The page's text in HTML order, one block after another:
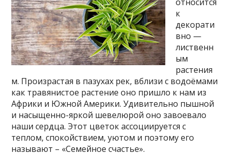
к
декорати
вно —
лиственн
ым
растения
м. Произрастая в пазухах рек, вблизи с водоёмами
как травянистое растение оно пришло к нам из
Африки и Южной Америки. Удивительно пышной
и насыщенно-яркой шевелюрой оно завоевало
наши сердца. Этот цветок ассоциируется с
теплом, спокойствием, уютом и поэтому его
называют – «Семейное счастье».